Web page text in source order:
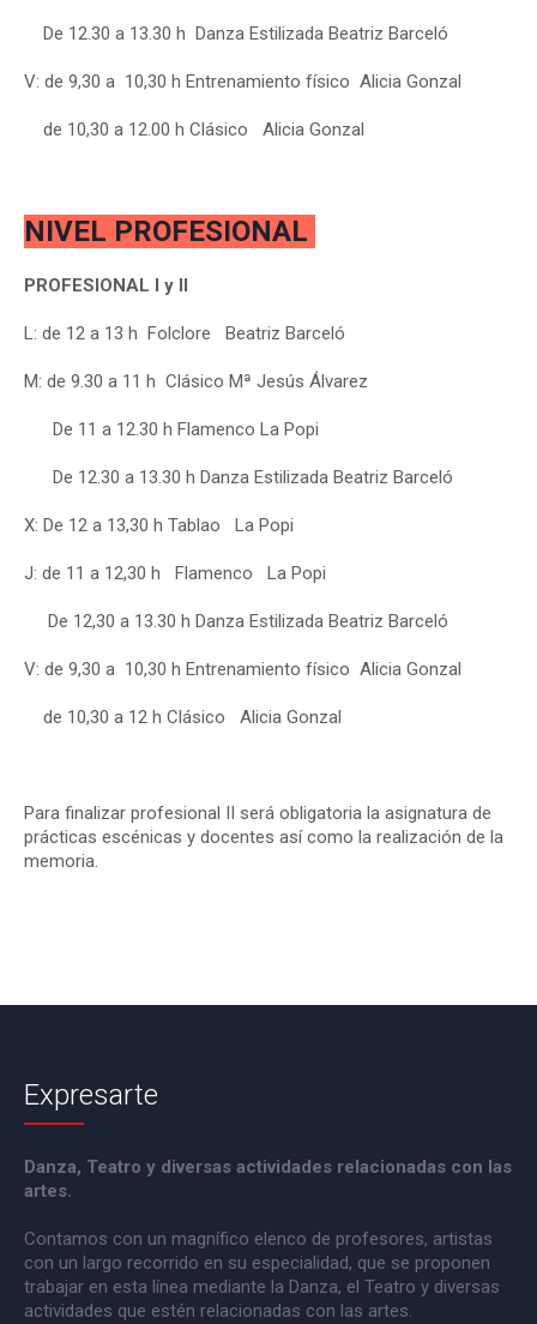
De 12.30 a 13.30 h Danza Estilizada Beatriz Barceló
V: de 9,30 a 10,30 h Entrenamiento físico Alicia Gonzal
de 10,30 a 12.00 h Clásico Alicia Gonzal
NIVEL PROFESIONAL
PROFESIONAL I y II
L:de 12 a 13 h Folclore Beatriz Barceló
M: de 9.30 a 11 h Clásico Mª Jesús Álvarez
De 11 a 12.30 h Flamenco La Popi
De 12.30 a 13.30 h Danza Estilizada Beatriz Barceló
X: De 12 a 13,30 h Tablao La Popi
J: de 11 a 12,30 h Flamenco La Popi
De 12,30 a 13.30 h Danza Estilizada Beatriz Barceló
V: de 9,30 a 10,30 h Entrenamiento físico Alicia Gonzal
de 10,30 a 12 h Clásico Alicia Gonzal
Para finalizar profesional II será obligatoria la asignatura de
prácticas escénicas ydocentes así como la realización de la
memoria.
Expresarte
Danza, Teatro y diversas actividades relacionadas con las
artes.
Contamos con un magnífico elenco de profesores, artistas
con un largo recorrido en su especialidad, que se proponen
trabajar en esta línea mediante la Danza, el Teatro y diversas
actividades que estén relacionadas con las artes.